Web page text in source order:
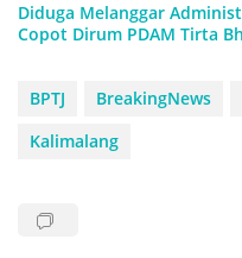
Diduga Melanggar
Copot Dirum PDAM Tirta
BPTJ BreakingNews
Kalimalang